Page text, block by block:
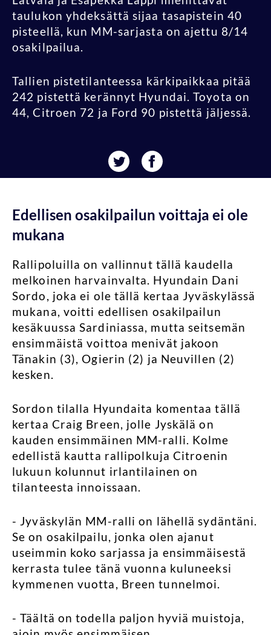
taulukon yhdeksättä sijaa tasapistein 40
pisteellä, kun MM-sarjasta on ajettu 8/14
osakilpailua.
Tallien pistetilanteessa kärkipaikkaa pitää
242 pistettä kerännyt Hyundai. Toyota on
44, Citroen 72 ja Ford 90 pistettä jäljessä.
Edellisen osakilpailun voittaja ei ole
mukana
Rallipoluilla on vallinnut tällä kaudella
melkoinen harvainvalta. Hyundain Dani
Sordo, joka ei ole tällä kertaa Jyväskylässä
mukana, voitti edellisen osakilpailun
kesäkuussa Sardiniassa, mutta seitsemän
ensimmäistä voittoa menivät jakoon
Tänakin (3), Ogierin (2) ja Neuvillen (2)
kesken.
Sordon tilalla Hyundaita komentaa tällä
kertaa Craig Breen, jolle Jyskälä on
kauden ensimmäinen MM-ralli. Kolme
edellistä kautta rallipolkuja Citroenin
lukuun kolunnut irlantilainen on
tilanteesta innoissaan.
- Jyväskylän MM-ralli on lähellä sydäntäni.
Se on osakilpailu, jonka olen ajanut
useimmin koko sarjassa ja ensimmäisestä
kerrasta tulee tänä vuonna kuluneeksi
kymmenen vuotta, Breen tunnelmoi.
- Täältä on todella paljon hyviä muistoja,